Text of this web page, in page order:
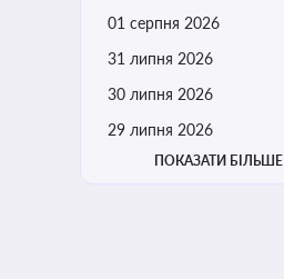
01 серпня 2026
31 липня 2026
30 липня 2026
29 липня 2026
ПОКАЗАТИ БІЛЬШЕ